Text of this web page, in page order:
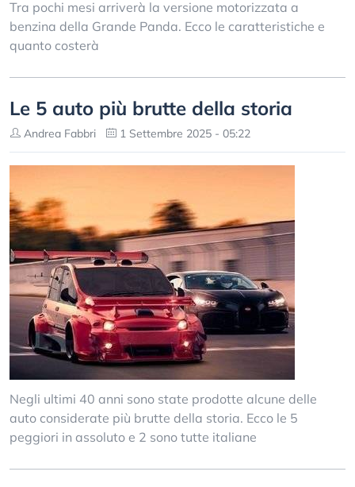
Tra pochi mesi arriverà la versione motorizzata a
benzina della Grande Panda. Ecco le caratteristiche e
quanto costerà
Le 5 auto più brutte della storia
Andrea Fabbri 1 Settembre 2025 - 05:22
Negli ultimi 40 anni sono state prodotte alcune delle
auto considerate più brutte della storia. Ecco le 5
peggiori in assoluto e 2 sono tutte italiane